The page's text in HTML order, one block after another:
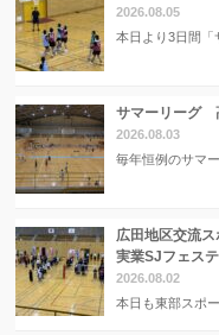
2026.08.05
本日より3日間「
サマーリーグ
2026.08.03
毎年恒例のサマ
広田地区交流
実業SJフェス
2026.08.02
本日も東部スポ